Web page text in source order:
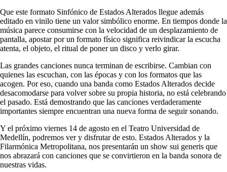
Que este formato Sinfónico de Estados Alterados llegue además
editado en vinilo tiene un valor simbólico enorme. En tiempos donde la
música parece consumirse con la velocidad de un desplazamiento de
pantalla, apostar por un formato físico significa reivindicar la escucha
atenta, el objeto, el ritual de poner un disco y verlo girar.
Las grandes canciones nunca terminan de escribirse. Cambian con
quienes las escuchan, con las épocas y con los formatos que las
acogen. Por eso, cuando una banda como Estados Alterados decide
desacomodarse para volver sobre su propia historia, no está celebrando
el pasado. Está demostrando que las canciones verdaderamente
importantes siempre encuentran una nueva forma de seguir sonando.
Y el próximo viernes 14 de agosto en el Teatro Universidad de
Medellín, podremos ver y disfrutar de esto. Estados Alterados y la
Filarmónica Metropolitana, nos presentarán un show sui generis que
nos abrazará con canciones que se convirtieron en la banda sonora de
nuestras vidas.